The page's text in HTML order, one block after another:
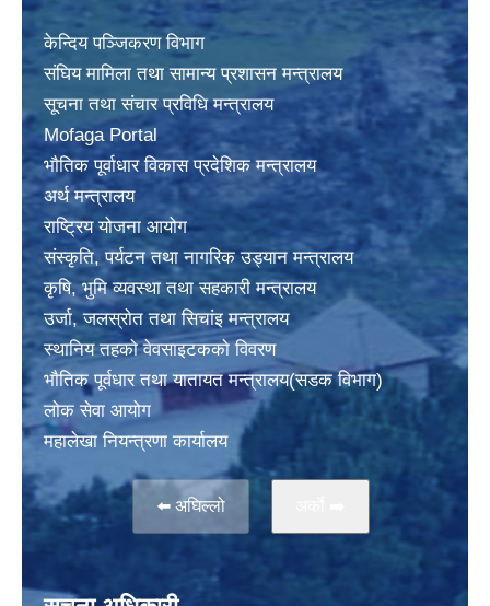
केन्दिय पञ्जिकरण विभाग
संघिय मामिला तथा सामान्य प्रशासन मन्त्रालय
सूचना तथा संचार प्रविधि मन्त्रालय
Mofaga Portal
भाैतिक पूर्वाधार विकास प्रदेशिक मन्त्रालय
अर्थ मन्त्रालय
राष्ट्रिय योजना आयोग
संस्कृति, पर्यटन तथा नागरिक उड्यान मन्त्रालय
कृषि, भुमि व्यवस्था तथा सहकारी मन्त्रालय
उर्जा, जलस्राेत तथा सिचांइ मन्त्रालय
स्थानिय तहकाे वेवसाइटककाे विवरण
भाैतिक पूर्वधार तथा यातायत मन्त्रालय(सडक विभाग)
लाेक सेवा आयोग
महालेखा नियन्त्रणा कार्यालय
⬅️ अघिल्लो